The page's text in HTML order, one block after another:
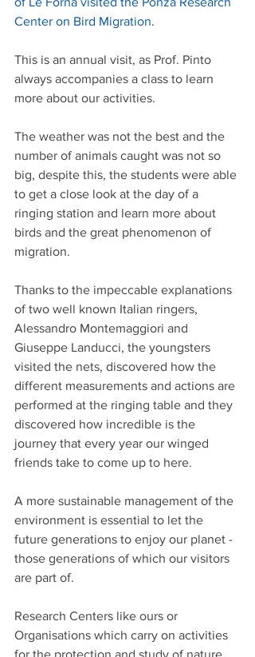
Center on Bird Migration.
This is an annual visit, as Prof. Pinto
always accompanies a class to learn
more about our activities.
The weather was not the best and the
number of animals caught was not so
big, despite this, the students were able
to get a close look at the day of a
ringing station and learn more about
birds and the great phenomenon of
migration.
Thanks to the impeccable explanations
of two well known Italian ringers,
Alessandro Montemaggiori and
Giuseppe Landucci, the youngsters
visited the nets, discovered how the
different measurements and actions are
performed at the ringing table and they
discovered how incredible is the
journey that every year our winged
friends take to come up to here.
A more sustainable management of the
environment is essential to let the
future generations to enjoy our planet -
those generations of which our visitors
are part of.
Research Centers like ours or
Organisations which carry on activities
for the protection and study of nature,